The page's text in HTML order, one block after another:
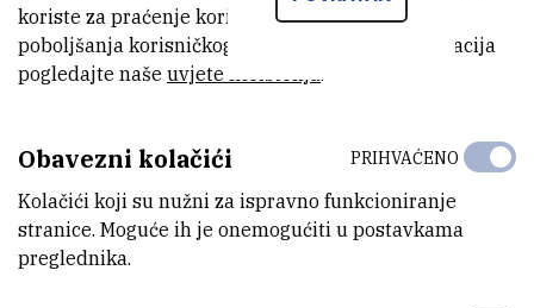
koriste za praćenje korištenja stranice radi
poboljšanja korisničkog iskustva. Za više informacija
pogledajte naše uvjete korištenja.
Obavezni kolačići
Kolačići koji su nužni za ispravno funkcioniranje
stranice. Moguće ih je onemogućiti u postavkama
preglednika.
PRIHVAĆENO